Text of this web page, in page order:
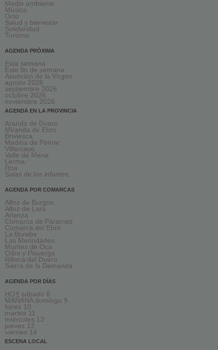
Medio ambiente
Música
Ocio
Salud y bienestar
Solidaridad
Turismo
AGENDA PRÓXIMA
Esta semana
Este fin de semana
Asunción de la Virgen
agosto 2026
septiembre 2026
octubre 2026
noviembre 2026
AGENDA EN LA PROVINCIA
Aranda de Duero
Miranda de Ebro
Briviesca
Medina de Pomar
Villarcayo
Valle de Mena
Lerma
Roa
Salas de los infantes
AGENDA POR COMARCAS
Alfoz de Burgos
Alfoz de Lara
Arlanza
Comarca de Páramos
Comarca del Ebro
La Bureba
Las Merindades
Montes de Oca
Odra y Pisuerga
Ribera del Duero
Sierra de la Demanda
AGENDA POR DÍAS
HOY sábado 8
MAÑANA domingo 9
lunes 10
martes 11
miércoles 12
jueves 13
viernes 14
ESCENA LOCAL